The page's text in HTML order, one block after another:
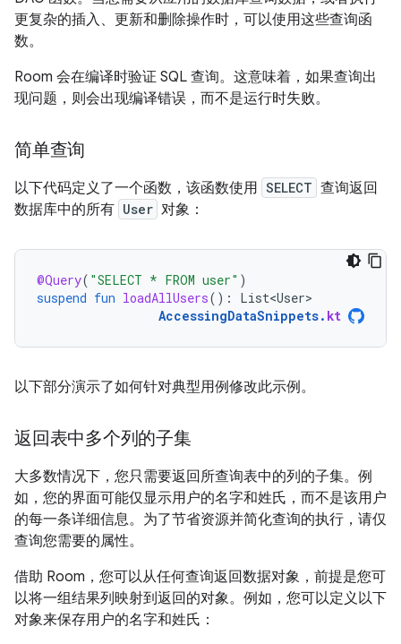
更复杂的插入、更新和删除操作时，可以使用这些查询函
数。
Room 会在编译时验证 SQL 查询。这意味着，如果查询出
现问题，则会出现编译错误，而不是运行时失败。
简单查询
以下代码定义了一个函数，该函数使用 SELECT 查询返回
数据库中的所有 User 对象：
@Query( "SELECT * FROM user" )
suspend fun loadAllUsers():
List<User>
AccessingDataSnippets. kt
以下部分演示了如何针对典型用例修改此示例。
返回表中多个列的子集
大多数情况下，您只需要返回所查询表中的列的子集。例
如，您的界面可能仅显示用户的名字和姓氏，而不是该用户
的每一条详细信息。为了节省资源并简化查询的执行，请仅
查询您需要的属性。
借助 Room，您可以从任何查询返回数据对象，前提是您可
以将一组结果列映射到返回的对象。例如，您可以定义以下
对象来保存用户的名字和姓氏：